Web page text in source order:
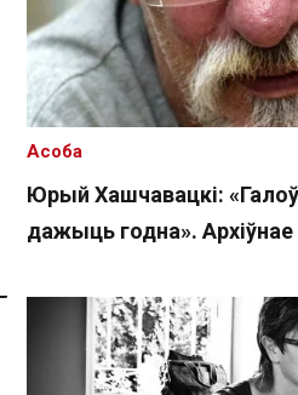
Спасылка без VPN
Юрый Хашчавацкі:
дажыць годна». Архіўнае
Асоба